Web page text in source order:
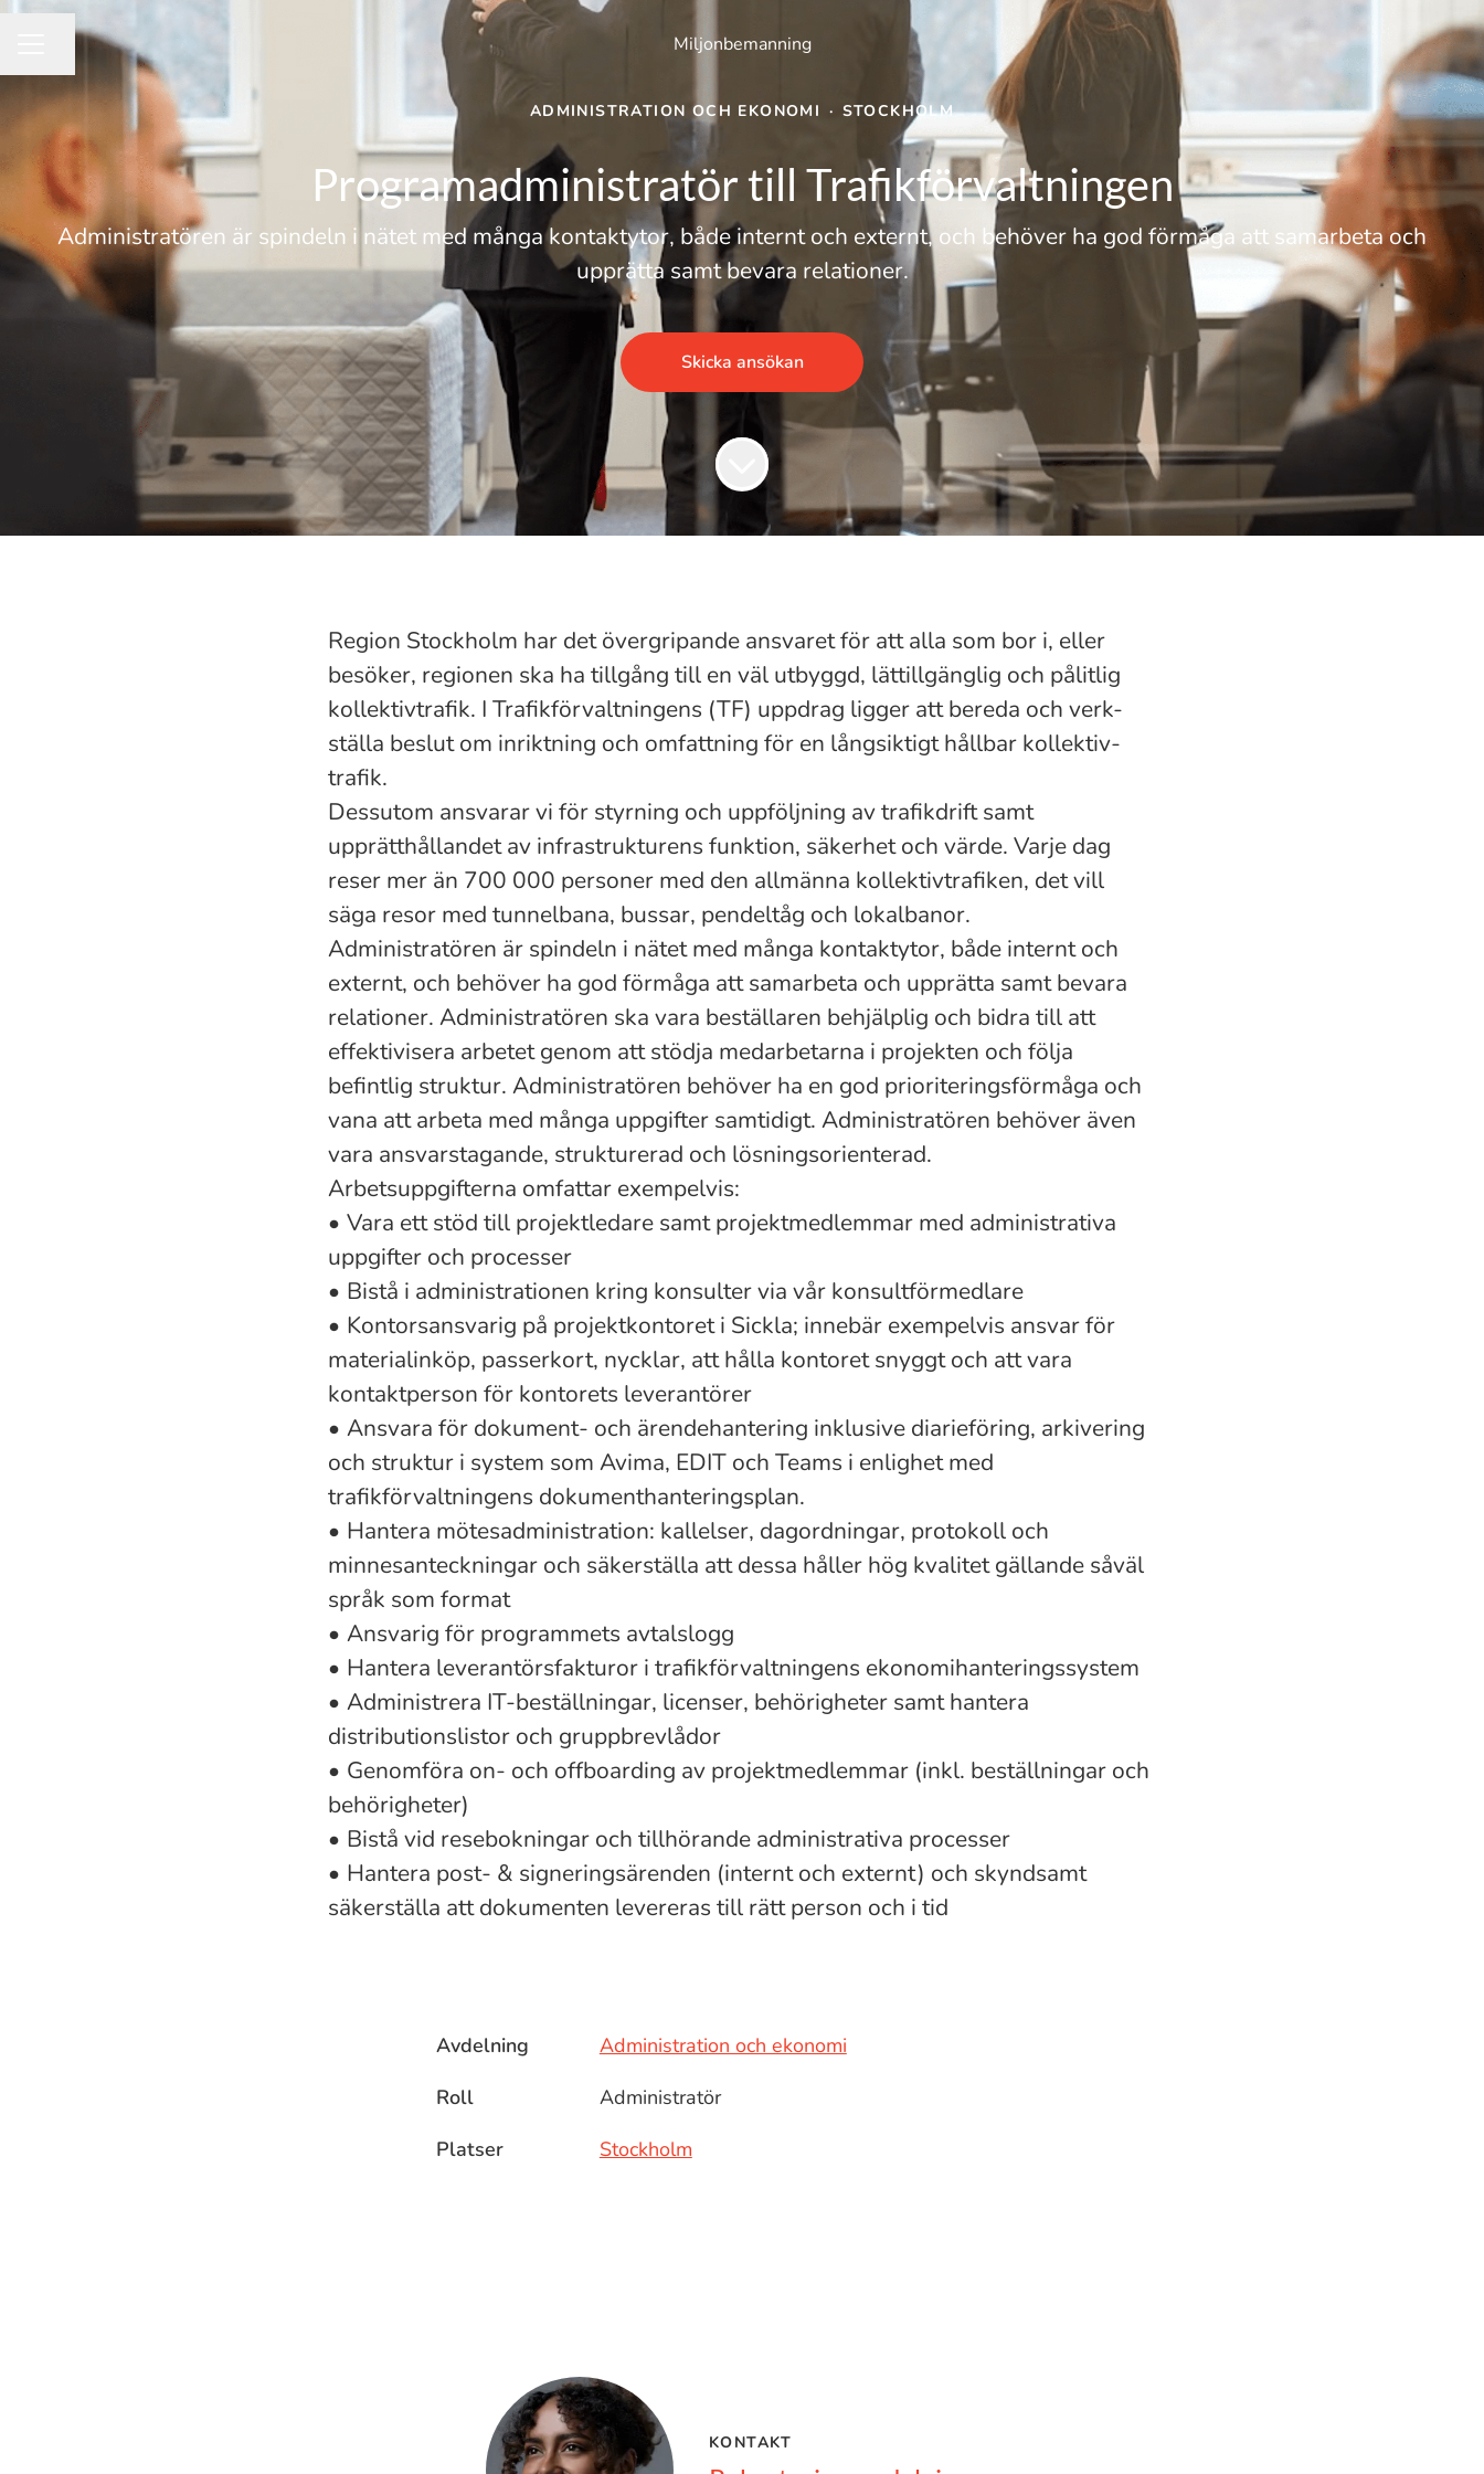
KARRIÄRMENY Miljonbemanning
Dela sidan
ADMINISTRATION OCH EKONOMI · STOCKHOLM
Programadministratör till Trafikförvaltningen
Administratören är spindeln i nätet med många kontaktytor, både internt och externt, och behöver ha god förmåga att samarbeta och
upprätta samt bevara relationer.
Skicka ansökan
Region Stockholm har det övergripande ansvaret för att alla som bor i, eller
besöker, regionen ska ha tillgång till en väl utbyggd, lättillgänglig och pålitlig
kollektivtrafik. I Trafikförvaltningens (TF) uppdrag ligger att bereda och verk-
ställa beslut om inriktning och omfattning för en långsiktigt hållbar kollektiv-
trafik.
Dessutom ansvarar vi för styrning och uppföljning av trafikdrift samt
upprätthållandet av infrastrukturens funktion, säkerhet och värde. Varje dag
reser mer än 700 000 personer med den allmänna kollektivtrafiken, det vill
säga resor med tunnelbana, bussar, pendeltåg och lokalbanor.
Administratören är spindeln i nätet med många kontaktytor, både internt och
externt, och behöver ha god förmåga att samarbeta och upprätta samt bevara
relationer. Administratören ska vara beställaren behjälplig och bidra till att
effektivisera arbetet genom att stödja medarbetarna i projekten och följa
befintlig struktur. Administratören behöver ha en god prioriteringsförmåga och
vana att arbeta med många uppgifter samtidigt. Administratören behöver även
vara ansvarstagande, strukturerad och lösningsorienterad.
Arbetsuppgifterna omfattar exempelvis:
• Vara ett stöd till projektledare samt projektmedlemmar med administrativa
uppgifter och processer
• Bistå i administrationen kring konsulter via vår konsultförmedlare
• Kontorsansvarig på projektkontoret i Sickla; innebär exempelvis ansvar för
materialinköp, passerkort, nycklar, att hålla kontoret snyggt och att vara
kontaktperson för kontorets leverantörer
• Ansvara för dokument- och ärendehantering inklusive diarieföring, arkivering
och struktur i system som Avima, EDIT och Teams i enlighet med
trafikförvaltningens dokumenthanteringsplan.
• Hantera mötesadministration: kallelser, dagordningar, protokoll och
minnesanteckningar och säkerställa att dessa håller hög kvalitet gällande såväl
språk som format
• Ansvarig för programmets avtalslogg
• Hantera leverantörsfakturor i trafikförvaltningens ekonomihanteringssystem
• Administrera IT-beställningar, licenser, behörigheter samt hantera
distributionslistor och gruppbrevlådor
• Genomföra on- och offboarding av projektmedlemmar (inkl. beställningar och
behörigheter)
• Bistå vid resebokningar och tillhörande administrativa processer
• Hantera post- & signeringsärenden (internt och externt) och skyndsamt
säkerställa att dokumenten levereras till rätt person och i tid
Avdelning
Administration och ekonomi
Roll
Administratör
Platser
Stockholm
KONTAKT